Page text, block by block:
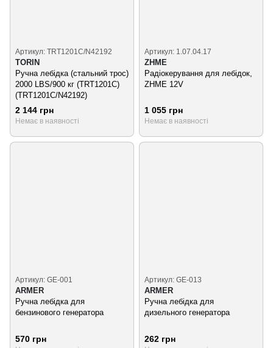
Артикул: TRT1201C/N42192
TORIN
Ручна лебідка (стальний трос)
2000 LBS/900 кг (TRT1201C)
(TRT1201C/N42192)
2 144 грн
Немає в наявності
Артикул: 1.07.04.17
ZHME
Радіокерування для лебідок,
ZHME 12V
1 055 грн
Немає в наявності
Артикул: GE-001
ARMER
Ручна лебідка для
бензинового генератора
570 грн
Артикул: GE-013
ARMER
Ручна лебідка для
дизельного генератора
262 грн